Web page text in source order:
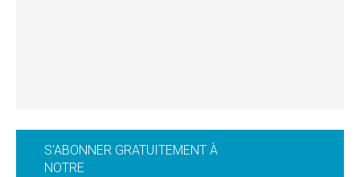
S'ABONNER GRATUITEMENT À
NOTRE